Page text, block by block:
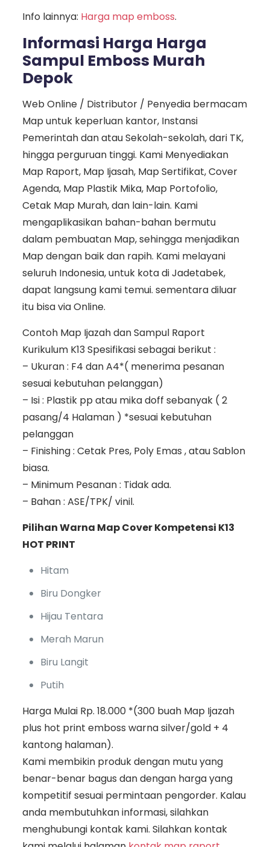
Info lainnya: Harga map emboss.
Informasi Harga Harga
Sampul Emboss Murah
Depok
Web Online / Distributor / Penyedia bermacam
Map untuk keperluan kantor, Instansi
Pemerintah dan atau Sekolah-sekolah, dari TK,
hingga perguruan tinggi. Kami Menyediakan
Map Raport, Map Ijasah, Map Sertifikat, Cover
Agenda, Map Plastik Mika, Map Portofolio,
Cetak Map Murah, dan lain-lain. Kami
mengaplikasikan bahan-bahan bermutu
dalam pembuatan Map, sehingga menjadikan
Map dengan baik dan rapih. Kami melayani
seluruh Indonesia, untuk kota di Jadetabek,
dapat langsung kami temui. sementara diluar
itu bisa via Online.
Contoh Map Ijazah dan Sampul Raport
Kurikulum K13 Spesifikasi sebagai berikut :
– Ukuran : F4 dan A4*( menerima pesanan
sesuai kebutuhan pelanggan)
– Isi : Plastik pp atau mika doff sebanyak ( 2
pasang/4 Halaman ) *sesuai kebutuhan
pelanggan
– Finishing : Cetak Pres, Poly Emas , atau Sablon
biasa.
– Minimum Pesanan : Tidak ada.
– Bahan : ASE/TPK/ vinil.
Pilihan Warna Map Cover Kompetensi K13
HOT PRINT
Hitam
Biru Dongker
Hijau Tentara
Merah Marun
Biru Langit
Putih
Harga Mulai Rp. 18.000 *(300 buah Map Ijazah
plus hot print emboss warna silver/gold + 4
kantong halaman).
Kami membikin produk dengan mutu yang
benar-benar bagus dan dengan harga yang
kompetitif sesuai permintaan pengorder. Kalau
anda membutuhkan informasi, silahkan
menghubungi kontak kami. Silahkan kontak